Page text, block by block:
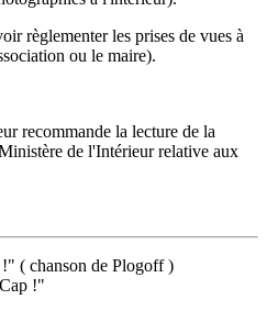
règlementer les prises de vues à
ou le maire).
recommande la lecture de la
de l'Intérieur relative aux
( chanson de Plogoff )
!"